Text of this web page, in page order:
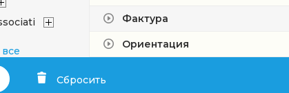
Фактура
Ориентация
Сбросить